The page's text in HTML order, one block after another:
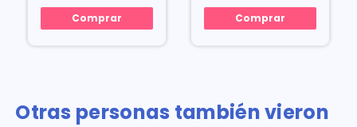
Comprar Comprar
Otras personas también vieron